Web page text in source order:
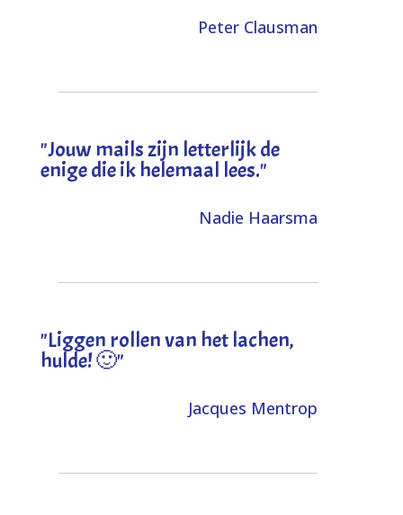
Peter Clausman
"Jouw mails zijn letterlijk de
enige die ik helemaal lees."
Nadie Haarsma
"Liggen rollen van het lachen,
hulde! 🙂"
Jacques Mentrop